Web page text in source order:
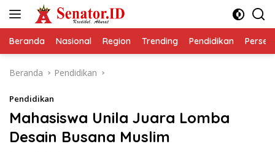
Beranda Nasional Region Trending Pendidikan
Beranda Pendidikan
Pendidikan
Mahasiswa Unila Juara Lomba
Desain Busana Muslim